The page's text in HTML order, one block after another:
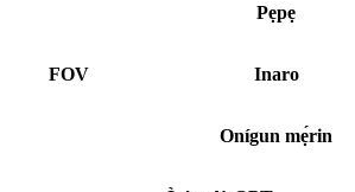
FOV
Pẹpẹ
Inaro
Onígun mẹ́rin